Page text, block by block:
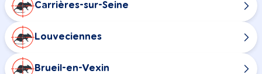
Carrières-sur-Seine
Louveciennes
Brueil-en-Vexin